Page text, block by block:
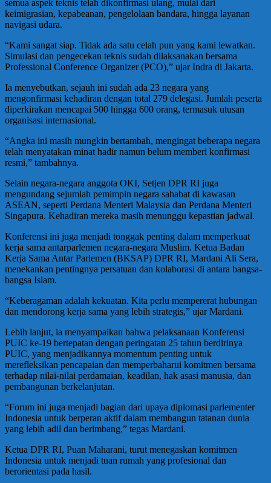
semua aspek teknis telah dikonfirmasi ulang, mulai dari
keimigrasian, kepabeanan, pengelolaan bandara, hingga layanan
navigasi udara.
“Kami sangat siap. Tidak ada satu celah pun yang kami lewatkan.
Simulasi dan pengecekan teknis sudah dilaksanakan bersama
Professional Conference Organizer (PCO),” ujar Indra di Jakarta.
Ia menyebutkan, sejauh ini sudah ada 23 negara yang
mengonfirmasi kehadiran dengan total 279 delegasi. Jumlah peserta
diperkirakan mencapai 500 hingga 600 orang, termasuk utusan
organisasi internasional.
“Angka ini masih mungkin bertambah, mengingat beberapa negara
telah menyatakan minat hadir namun belum memberi konfirmasi
resmi,” tambahnya.
Selain negara-negara anggota OKI, Setjen DPR RI juga
mengundang sejumlah pemimpin negara sahabat di kawasan
ASEAN, seperti Perdana Menteri Malaysia dan Perdana Menteri
Singapura. Kehadiran mereka masih menunggu kepastian jadwal.
Konferensi ini juga menjadi tonggak penting dalam memperkuat
kerja sama antarparlemen negara-negara Muslim. Ketua Badan
Kerja Sama Antar Parlemen (BKSAP) DPR RI, Mardani Ali Sera,
menekankan pentingnya persatuan dan kolaborasi di antara bangsa-
bangsa Islam.
“Keberagaman adalah kekuatan. Kita perlu mempererat hubungan
dan mendorong kerja sama yang lebih strategis,” ujar Mardani.
Lebih lanjut, ia menyampaikan bahwa pelaksanaan Konferensi
PUIC ke-19 bertepatan dengan peringatan 25 tahun berdirinya
PUIC, yang menjadikannya momentum penting untuk
merefleksikan pencapaian dan memperbaharui komitmen bersama
terhadap nilai-nilai perdamaian, keadilan, hak asasi manusia, dan
pembangunan berkelanjutan.
“Forum ini juga menjadi bagian dari upaya diplomasi parlementer
Indonesia untuk berperan aktif dalam membangun tatanan dunia
yang lebih adil dan berimbang,” tegas Mardani.
Ketua DPR RI, Puan Maharani, turut menegaskan komitmen
Indonesia untuk menjadi tuan rumah yang profesional dan
berorientasi pada hasil.